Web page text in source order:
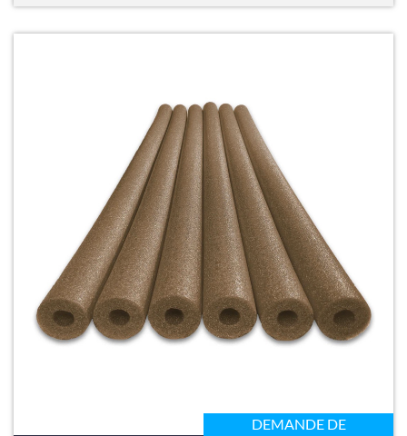
DEMANDE DE